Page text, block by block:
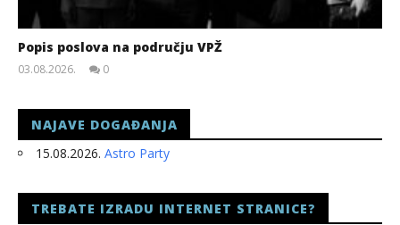
Popis poslova na području VPŽ
03.08.2026.
0
NAJAVE DOGAĐANJA
15.08.2026. Astro Party
TREBATE IZRADU INTERNET STRANICE?